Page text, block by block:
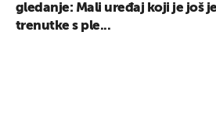
gledanje: Mali uređaj koji je još
trenutke s ple...